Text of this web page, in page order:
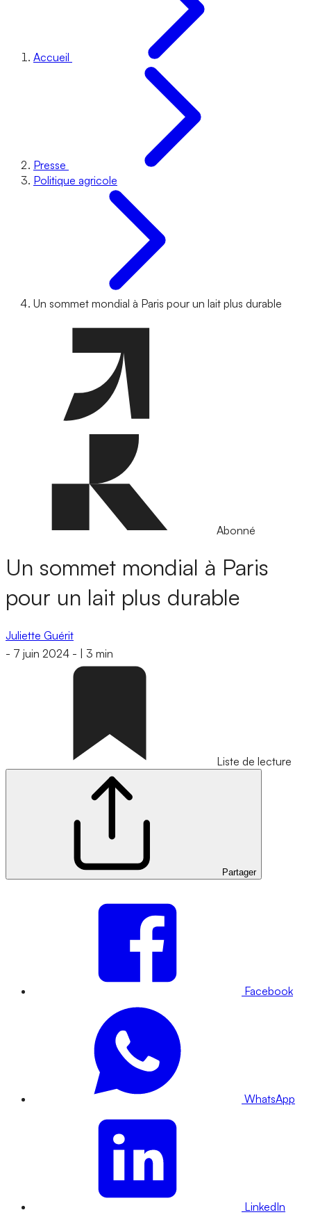
Accueil
Presse
Politique agricole
Un sommet mondial à Paris pour un lait plus durable
Abonné
Un sommet mondial à Paris
pour un lait plus durable
Juliette Guérit
- 7 juin 2024 - 3 min
Liste de lecture
Partager
Facebook
WhatsApp
LinkedIn